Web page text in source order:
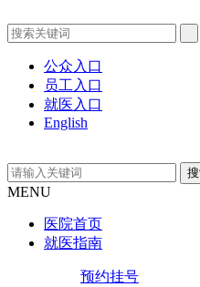
公众入口
员工入口
就医入口
English
MENU
医院首页
就医指南
预约挂号